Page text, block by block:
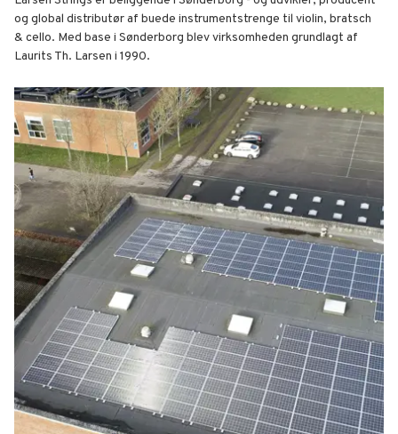
og global distributør af buede instrumentstrenge til violin, bratsch
& cello. Med base i Sønderborg blev virksomheden grundlagt af
Laurits Th. Larsen i 1990.
Larsen Strings